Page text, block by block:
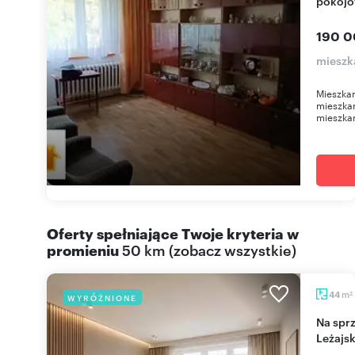
190
Oferty spełniające Twoje kryteria w
promieniu50 km (zobacz wszystkie)
WYRÓŻNIONE 44 m2
Na sprzedaż przestronne 44 m² z potencjałem w